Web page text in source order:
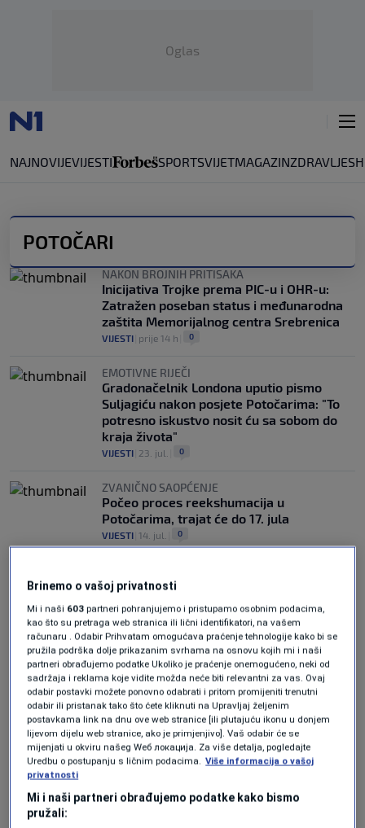
Oglas
NAJNOVIJEVIJESTI SPORTSVIJETMAGAZINZDRAVLJE
POTOČARI
NAKON BROJNIH PRITISAKA
Inicijativa Trojke prema PIC-u i OHR-u:
Zatražen poseban status i međunarodna
zaštita Memorijalnog centra Srebrenica
VIJESTI prije 14 h 0
EMOTIVNE RIJEČI
Gradonačelnik Londona uputio pismo
Suljagiću nakon posjete Potočarima: "To
potresno iskustvo nosit ću sa sobom do
kraja života"
VIJESTI 23. jul. 0
ZVANIČNO SAOPĆENJE
Počeo proces reekshumacija u
Potočarima, trajat će do 17. jula
VIJESTI 14. jul. 0
Oglas
Međunarodni omladinski radni kamp uz
učešće volontera iz 13 zemalja
Brinemo o vašoj privatnosti
Mi i naši 603 partneri pohranjujemo i pristupamo osobnim podacima,
kao što su pretraga web stranica ili lični identifikatori, na vašem
računaru . Odabir Prihvatam omogućava praćenje tehnologije kako bi se
pružila podrška dolje prikazanim svrhama na osnovu kojih mi i naši
partneri obrađujemo podatke Ukoliko je praćenje onemogućeno, neki od
sadržaja i reklama koje vidite možda neće biti relevantni za vas. Ovaj
odabir postavki možete ponovno odabrati i pritom promijeniti trenutni
odabir ili pristanak tako što ćete kliknuti na Upravljaj željenim
postavkama link na dnu ove web stranice [ili plutajuću ikonu u donjem
lijevom dijelu web stranice, ako je primjenjivo]. Vaš odabir će se
mijenjati u okviru našeg Wеб локација. Za više detalja, pogledajte
Uredbu o postupanju s ličnim podacima. Više informacija o vašoj
privatnosti
Mi i naši partneri obrađujemo podatke kako bismo
pružali: